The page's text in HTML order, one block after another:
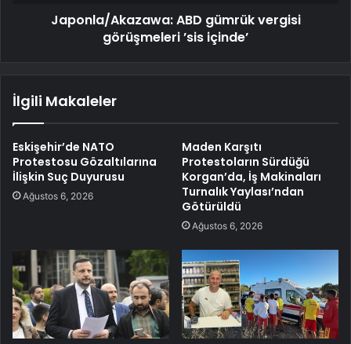
Japonla/Akazawa: ABD gümrük vergisi
görüşmeleri ’sis içinde’
İlgili Makaleler
Eskişehir’de NATO
Protestosu Gözaltılarına
İlişkin Suç Duyurusu
Ağustos 6, 2026
Maden Karşıtı
Protestoların Sürdüğü
Korgan’da, İş Makinaları
Turnalık Yaylası’ndan
Götürüldü
Ağustos 6, 2026